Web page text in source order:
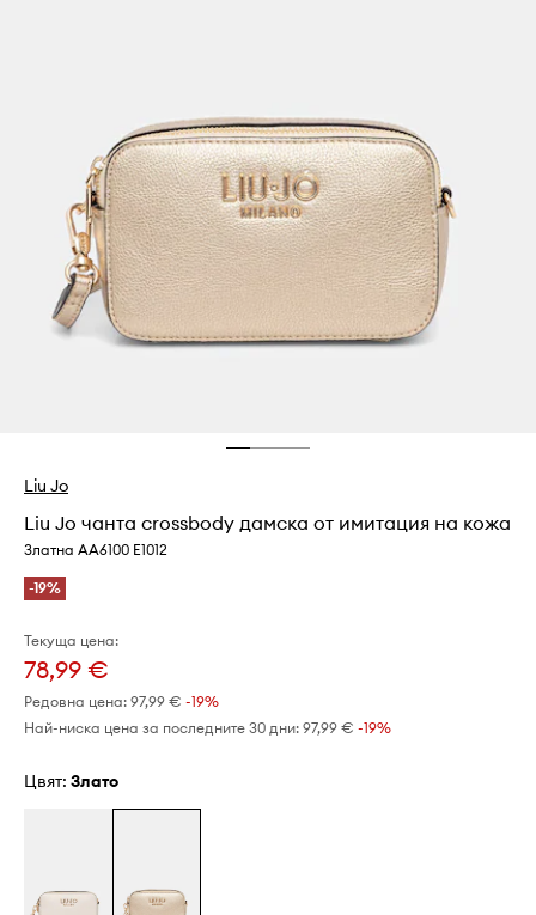
Liu Jo
Liu Jo чанта crossbody дамска от имитация на кожа
Златна AA6100 E1012
-19%
Текуща цена:
78,99 €
Редовна цена: 97,99 € -19%
Най-ниска цена за последните 30 дни: 97,99 € -19%
Цвят: злато